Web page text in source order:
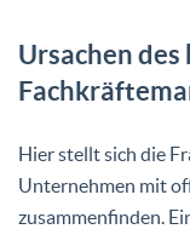
Ursachen
Hier stellt sich die
Unternehmen mit
zusammenfinden.